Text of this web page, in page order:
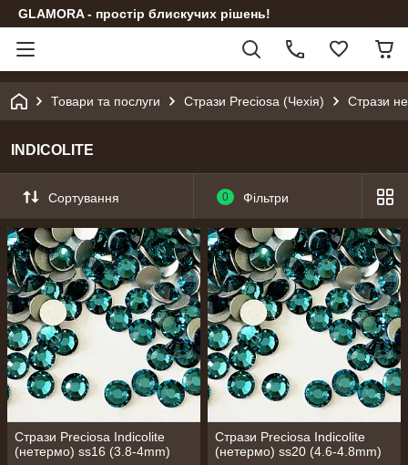
GLAMORA - простір блискучих рішень!
Товари та послуги Стрази Preciosa (Чехія) Стрази
INDICOLITE
Сортування 0 Фільтри
Стрази Preciosa Indicolite
(нетермо) ss16 (3.8-4mm)
Стрази Preciosa Indicolite
(нетермо) ss20 (4.6-4.8mm)